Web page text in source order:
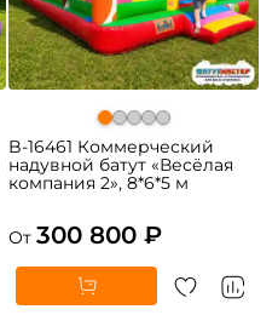
B-16461 Коммерческий
надувной батут «Весёлая
компания 2», 8*6*5 м
От 300 800 ₽